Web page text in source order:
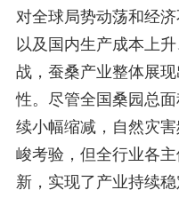
对全球局势动荡和经
以及国内生产成本上
战，蚕桑产业整体展
性。尽管全国桑园总
续小幅缩减，自然灾
峻考验，但全行业各
新，实现了产业持续